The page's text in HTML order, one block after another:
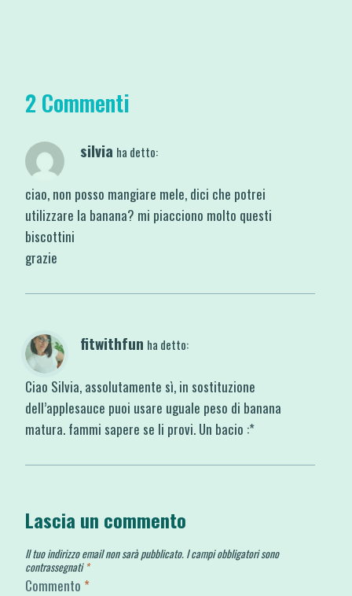
2 Commenti
silvia ha detto:
ciao, non posso mangiare mele, dici che potrei
utilizzare la banana? mi piacciono molto questi
biscottini
grazie
fitwithfun ha detto:
Ciao Silvia, assolutamente sì, in sostituzione
dell’applesauce puoi usare uguale peso di banana
matura. fammi sapere se li provi. Un bacio :*
Lascia un commento
Il tuo indirizzo email non sarà pubblicato. I campi obbligatori sono
contrassegnati *
Commento *